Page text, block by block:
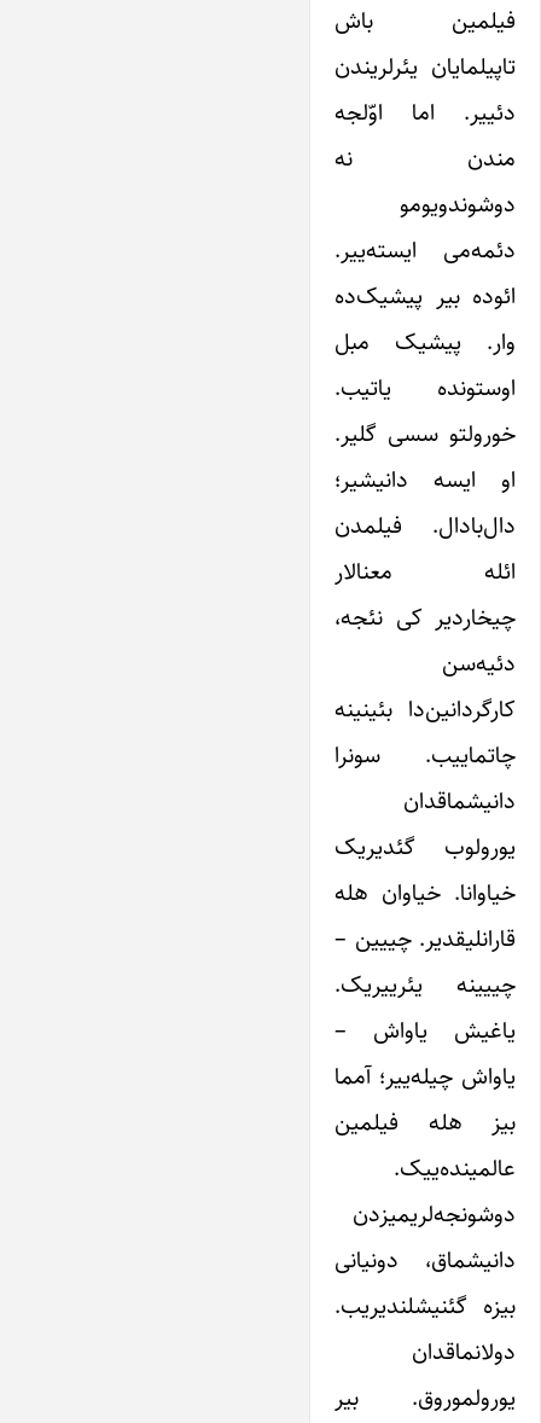
فیلمین باش
تاپیلمایان یئرلریندن
دئییر. اما اوّلجه
مندن نه
دوشوندویومو
دئمه‌می‌ ایسته‌ییر.
ائوده بیر پیشیک‌ده
وار. پیشیک مبل
اوستونده یاتیب.
خورولتو سسی گلیر.
او ایسه دانیشیر؛
دال‌با‌دال. فیلمدن
ائله معنالار
چیخاردیر کی نئجه،
دئیه‌سن
کارگردانین‌دا بئینینه
چاتماییب. سونرا
دانیشماقدان
یورولوب گئدیریک
خیاوانا. خیاوان هله
قارانلیقدیر. چییین –
چییینه یئرییریک.
یاغیش یاواش –
یاواش چیله‌ییر؛ آمما
بیز هله فیلمین
عالمینده‌ییک.
دوشونجه‌لریمیزدن
دانیشماق، دونیانی
بیزه گئنیشلندیریب.
دولانماقدان
یورولموروق. بیر